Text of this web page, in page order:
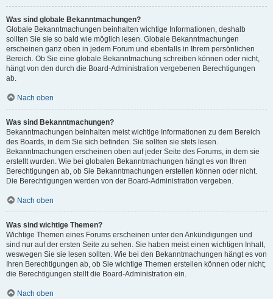
Was sind globale Bekanntmachungen?
Globale Bekanntmachungen beinhalten wichtige Informationen, deshalb
sollten Sie sie so bald wie möglich lesen. Globale Bekanntmachungen
erscheinen ganz oben in jedem Forum und ebenfalls in Ihrem persönlichen
Bereich. Ob Sie eine globale Bekanntmachung schreiben können oder nicht,
hängt von den durch die Board-Administration vergebenen Berechtigungen
ab.
Nach oben
Was sind Bekanntmachungen?
Bekanntmachungen beinhalten meist wichtige Informationen zu dem Bereich
des Boards, in dem Sie sich befinden. Sie sollten sie stets lesen.
Bekanntmachungen erscheinen oben auf jeder Seite des Forums, in dem sie
erstellt wurden. Wie bei globalen Bekanntmachungen hängt es von Ihren
Berechtigungen ab, ob Sie Bekanntmachungen erstellen können oder nicht.
Die Berechtigungen werden von der Board-Administration vergeben.
Nach oben
Was sind wichtige Themen?
Wichtige Themen eines Forums erscheinen unter den Ankündigungen und
sind nur auf der ersten Seite zu sehen. Sie haben meist einen wichtigen Inhalt,
weswegen Sie sie lesen sollten. Wie bei den Bekanntmachungen hängt es von
Ihren Berechtigungen ab, ob Sie wichtige Themen erstellen können oder nicht;
die Berechtigungen stellt die Board-Administration ein.
Nach oben